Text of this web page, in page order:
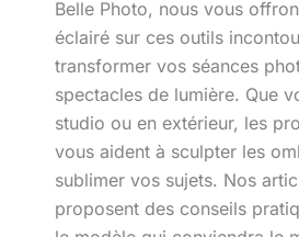
Belle Photo, nous vous
éclairé sur ces outils
transformer vos séances
spectacles de lumière. Que
studio ou en extérieur, les
vous aident à sculpter les
sublimer vos sujets. Nos
proposent des conseils